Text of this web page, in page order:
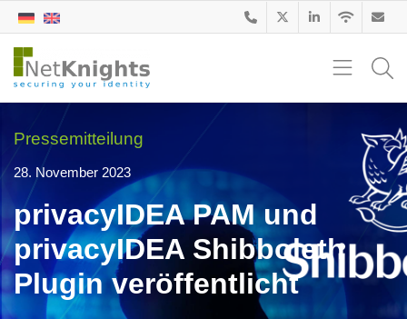
Pressemitteilung
28. November 2023
privacyIDEA PAM und
privacyIDEA Shibboleth
Plugin veröffentlicht